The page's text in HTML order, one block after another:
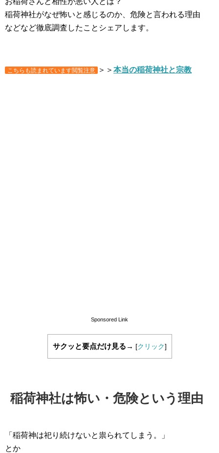
稲荷神社がなぜ怖いと感じるのか、危険と言われる理由
などなど徹底調査したことシェアします。
こちらも読まれています閲覧注意 ＞＞ 本当の稲荷神社と宗教
Sponsored Link
サクッと要点だけ見る→ [クリック]
稲荷神社は怖い・危険という理由
「稲荷神は祀り続けないと祟られてしまう。」
とか